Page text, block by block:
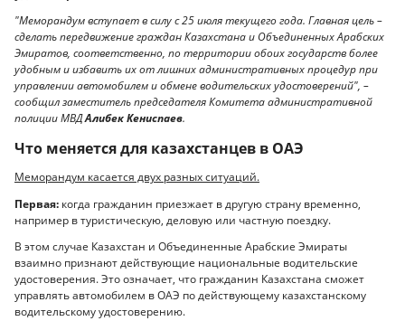
"Меморандум вступает в силу с 25 июля текущего года. Главная цель –
сделать передвижение граждан Казахстана и Объединенных Арабских
Эмиратов, соответственно, по территории обоих государств более
удобным и избавить их от лишних административных процедур при
управлении автомобилем и обмене водительских удостоверений", –
сообщил заместитель председателя Комитета административной
полиции МВДАлибек Кениспаев.
Что меняется для казахстанцев в ОАЭ
Меморандум касается двух разных ситуаций.
Первая: когда гражданин приезжает в другую страну временно,
например в туристическую, деловую или частную поездку.
В этом случае Казахстан и Объединенные Арабские Эмираты
взаимно признают действующие национальные водительские
удостоверения. Это означает, что гражданин Казахстана сможет
управлять автомобилем в ОАЭ по действующему казахстанскому
водительскому удостоверению.